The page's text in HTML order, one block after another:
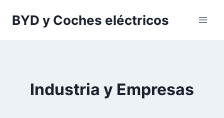
BYD y Coches eléctricos
Industria y Empresas